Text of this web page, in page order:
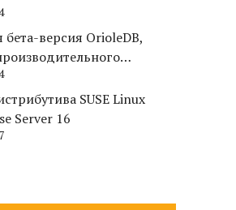
бета-версия OrioleDB,
для PostgreSQL
SUSE Linux
Server 16